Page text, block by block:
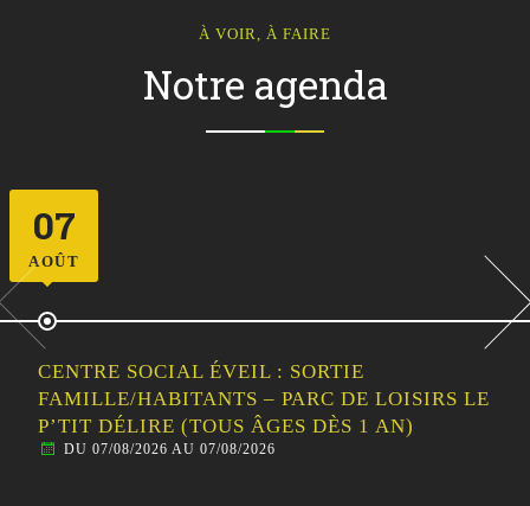
À VOIR, À FAIRE
Notre agenda
11
AOÛT
CENTRE SOCIAL ÉVEIL : LES ATELIERS EN
FAMILLE / INITIATION AU CIRQUE
DU 11/08/2026 AU 11/08/2026